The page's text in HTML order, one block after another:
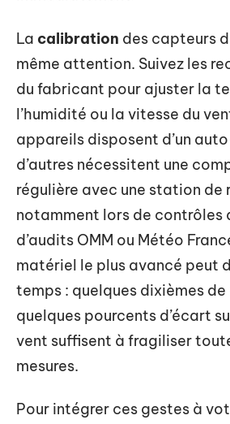
La calibration des capteurs
même attention. Suivez les
du fabricant pour ajuster la
l’humidité ou la vitesse du
appareils disposent d’un
d’autres nécessitent une
régulière avec une station de
notamment lors de contrôles
d’audits OMM ou Météo
matériel le plus avancé peut
temps : quelques dixièmes de
quelques pourcents d’écart
vent suffisent à fragiliser
mesures.
Pour intégrer ces gestes à